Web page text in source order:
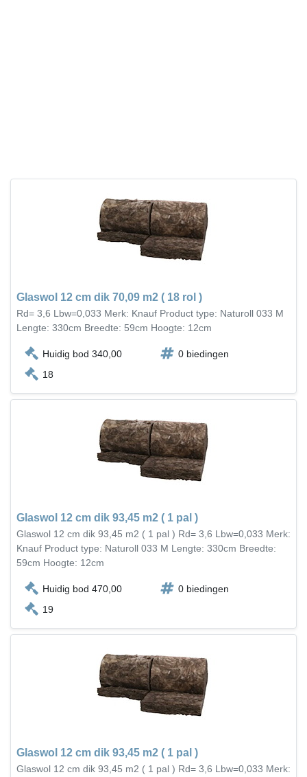
Glaswol 12 cm dik 70,09 m2 ( 18 rol )
Rd= 3,6 Lbw=0,033 Merk: Knauf Product type: Naturoll 033 M
Lengte: 330cm Breedte: 59cm Hoogte: 12cm
Huidig bod 340,00
0 biedingen
18
Glaswol 12 cm dik 93,45 m2 ( 1 pal )
Glaswol 12 cm dik 93,45 m2 ( 1 pal ) Rd= 3,6 Lbw=0,033 Merk:
Knauf Product type: Naturoll 033 M Lengte: 330cm Breedte:
59cm Hoogte: 12cm
Huidig bod 470,00
0 biedingen
19
Glaswol 12 cm dik 93,45 m2 ( 1 pal )
Glaswol 12 cm dik 93,45 m2 ( 1 pal ) Rd= 3,6 Lbw=0,033 Merk: